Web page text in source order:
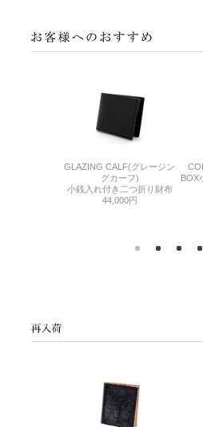
GLAZING CALF(グレージン
グカーフ)
小銭入れ付き二つ折り財布
44,000円
BOX